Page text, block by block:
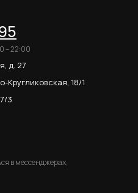
в мессенджерах,
– 22:00
д. 27
Кругликовская, 18/1
3